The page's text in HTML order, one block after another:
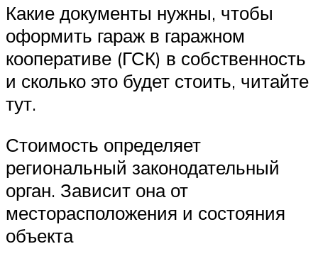
Какие документы нужны, чтобы
оформить гараж в гаражном
кооперативе (ГСК) в собственность
и сколько это будет стоить, читайте
тут.
Стоимость определяет
региональный законодательный
орган. Зависит она от
месторасположения и состояния
объекта